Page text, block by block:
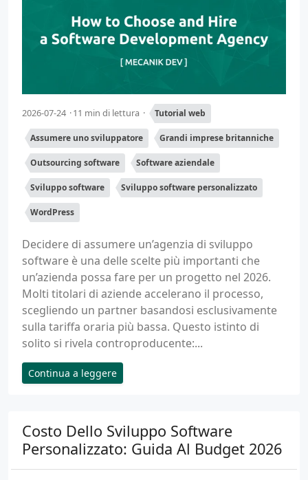
2026-07-24 11 min di lettura Tutorial web
Assumere uno sviluppatore Grandi imprese britanniche
Outsourcing software Software aziendale
Sviluppo software Sviluppo software personalizzato
WordPress
Decidere di assumere un’agenzia di sviluppo
software è una delle scelte più importanti che
un’azienda possa fare per un progetto nel 2026.
Molti titolari di aziende accelerano il processo,
scegliendo un partner basandosi esclusivamente
sulla tariffa oraria più bassa. Questo istinto di
solito si rivela controproducente:...
Continua a leggere
Costo Dello Sviluppo Software
Personalizzato: Guida Al Budget 2026